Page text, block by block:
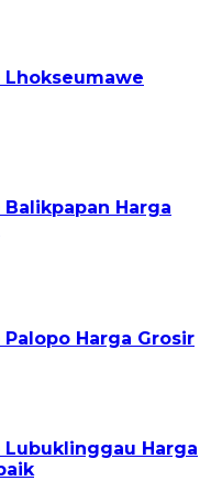
Lhokseumawe
Balikpapan Harga
Palopo Harga Grosir
Lubuklinggau Harga